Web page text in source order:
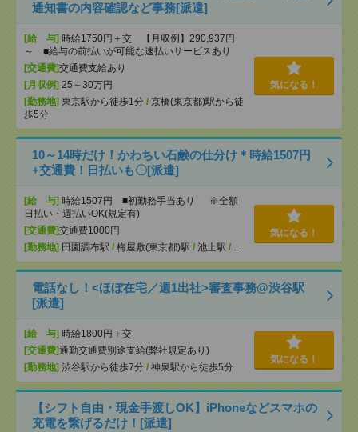
通知書の内容確認など事務[派遣]
[給 与] 時給1750円＋交 【月収例】290,937円
～ ■給与の前払いが可能な速払いサービスあり
[交通費]交通費支給あり
[月収例] 25～30万円
[勤務地] 東京駅から徒歩1分 / 京橋(東京都)駅から徒
歩5分
気になる！
10～14時だけ！かわちい石鹸の仕分け＊時給1507円
+交通費！日払いも〇[派遣]
[給 与] 時給1507円 ■初勤務手当あり ※全額
日払い・週払いOK(規定有)
[交通費]交通費1000円
[勤務地] 田園調布駅 / 梅屋敷(東京都)駅 / 池上駅 / …
気になる！
電話なし！<ほぼ在宅／週1出社>審査事務@渋谷駅
[派遣]
[給 与] 時給1800円＋交
[交通費]通勤交通費別途支給(弊社規定あり)
[勤務地] 渋谷駅から徒歩7分 / 神泉駅から徒歩5分
気になる！
【シフト自由・現金手渡しOK】iPhoneなどスマホの
充電を繋げるだけ！[派遣]